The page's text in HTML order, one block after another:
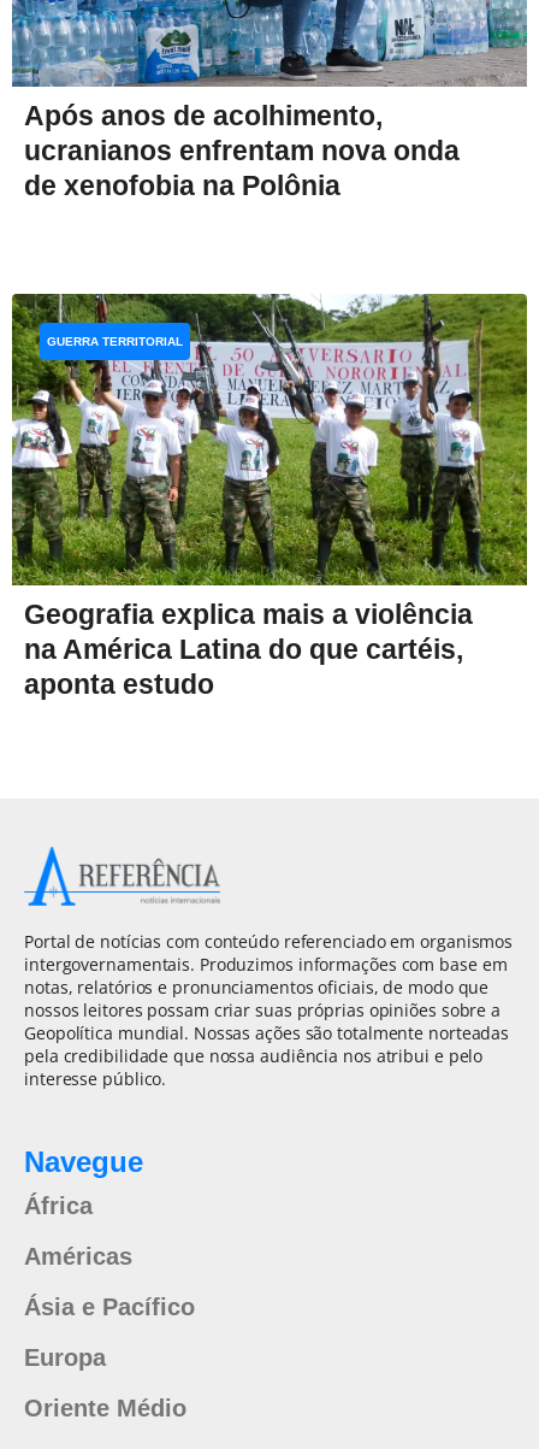
Após anos de acolhimento,
ucranianos enfrentam nova onda
de xenofobia na Polônia
Geografia explica mais a violência
na América Latina do que cartéis,
aponta estudo
GUERRA TERRITORIAL
Portal de notícias com conteúdo referenciado em organismos
intergovernamentais. Produzimos informações com base em
notas, relatórios e pronunciamentos oficiais, de modo que
nossos leitores possam criar suas próprias opiniões sobre a
Geopolítica mundial. Nossas ações são totalmente norteadas
pela credibilidade que nossa audiência nos atribui e pelo
interesse público.
Navegue
África
Américas
Ásia e Pacífico
Europa
Oriente Médio